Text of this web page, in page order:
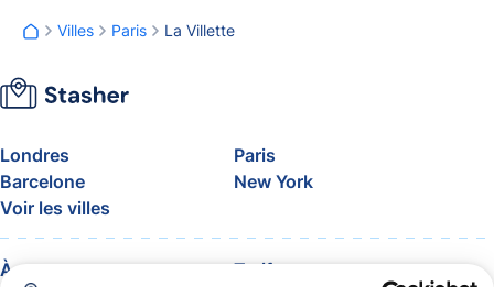
Villes Paris La Villette
Londres
Paris
Barcelone
New York
Voir les villes
À propos
Tarifs